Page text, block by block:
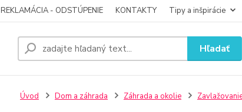
REKLAMÁCIA - ODSTÚPENIE KONTAKTY Tipy a inšpirácie
Hľadať
Úvod Dom a záhrada Záhrada a okolie